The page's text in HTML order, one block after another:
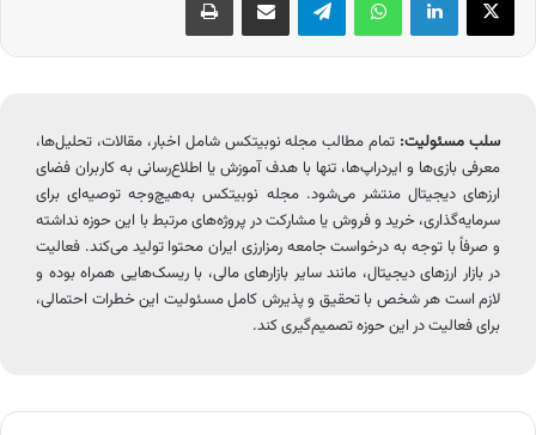
سلب مسئولیت: تمام مطالب مجله نوبیتکس شامل اخبار، مقالات، تحلیل‌ها،
معرفی بازی‌ها و ایردراپ‌ها، تنها با هدف آموزش یا اطلاع‌رسانی به کاربران فضای
ارزهای دیجیتال منتشر می‌شود. مجله نوبیتکس به‌هیچ‌وجه توصیه‌ای برای
سرمایه‌گذاری، خرید و فروش یا مشارکت در پروژه‌های مرتبط با این حوزه نداشته
و صرفاً با توجه به درخواست جامعه رمزارزی ایران محتوا تولید می‌کند. فعالیت
در بازار ارزهای دیجیتال، مانند سایر بازارهای مالی، با ریسک‌هایی همراه بوده و
لازم است هر شخص با تحقیق و پذیرش کامل مسئولیت این خطرات احتمالی،
برای فعالیت در این حوزه تصمیم‌گیری کند.